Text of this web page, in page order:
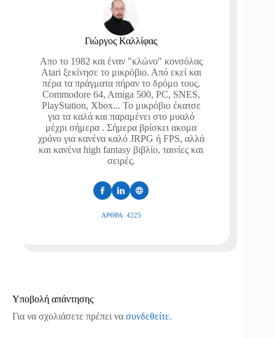
Γιώργος Καλλίφας
Απο το 1982 και έναν "κλώνο" κονσόλας
Atari ξεκίνησε το μικρόβιο. Από εκεί και
πέρα τα πράγματα πήραν το δρόμο τους.
Commodore 64, Amiga 500, PC, SNES,
PlayStation, Xbox... Το μικρόβιο έκατσε
για τα καλά και παραμένει στο μυαλό
μέχρι σήμερα . Σήμερα βρίσκει ακομα
χρόνο για κανένα καλό JRPG ή FPS, αλλά
και κανένα high fantasy βιβλίο, ταινίες και
σειρές.
ΆΡΘΡΑ: 4225
Υποβολή απάντησης
Για να σχολιάσετε πρέπει να συνδεθείτε.